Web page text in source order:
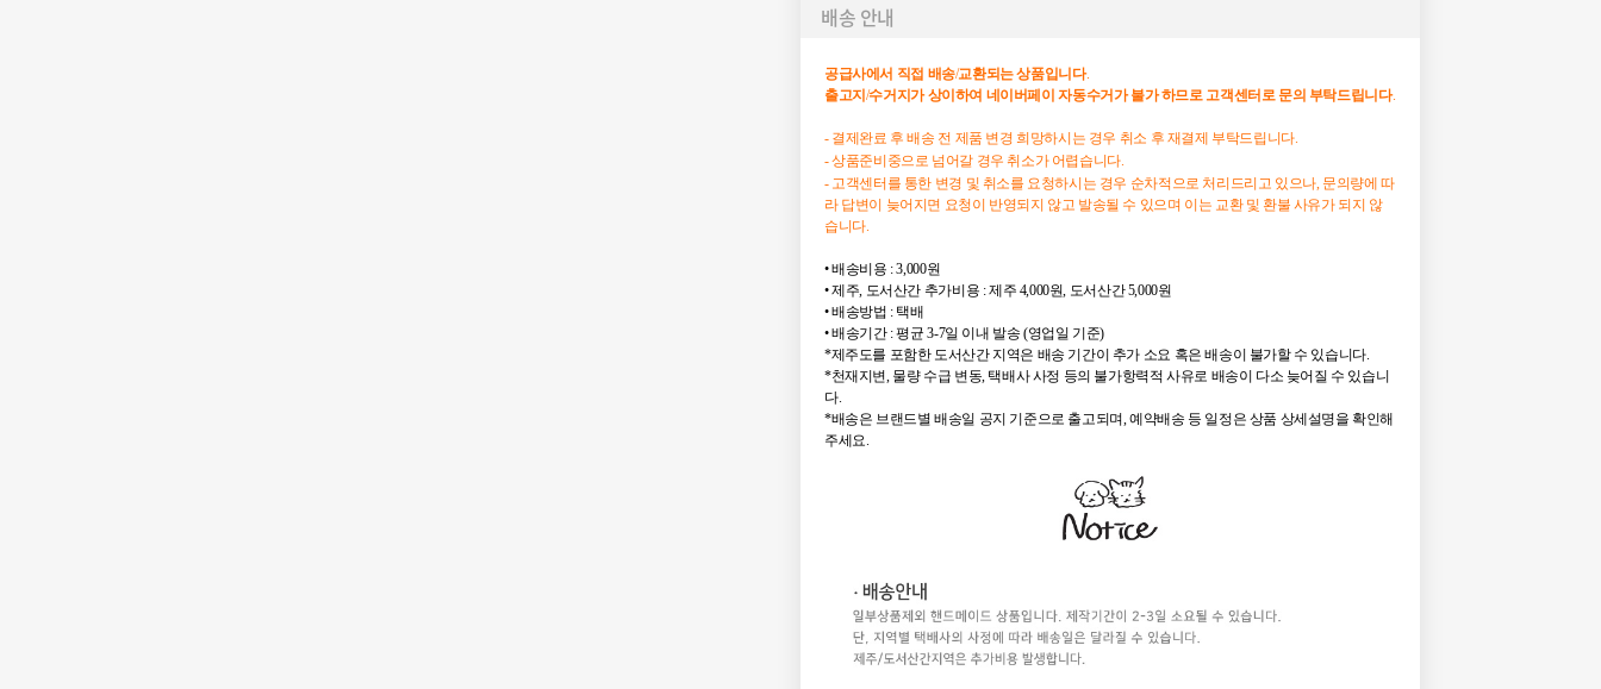
배송 안내
공급사에서 직접 배송/교환되는상품입니다.
출고지 /수거지가 상이하여 네이버페이 자동수거가 불가하므로고객센터로문의 부탁드립니다.
- 결제완료 후 배송 전 제품 변경 희망하시는 경우 취소 후 재결제 부탁드립니다.
- 상품준비중으로 넘어갈 경우 취소가 어렵습니다.
- 고객센터를 통한 변경 및 취소를 요청하시는 경우 순차적으로 처리드리고 있으나, 문의량에 따
라 답변이 늦어지면 요청이 반영되지 않고 발송될 수 있으며 이는 교환 및 환불 사유가 되지 않
습니다.
• 배송비용 : 3,000원
• 제주, 도서산간 추가비용 : 제주 4,000원, 도서산간 5,000원
• 배송방법 : 택배
• 배송기간 : 평균 3-7일 이내 발송 (영업일 기준)
*제주도를 포함한 도서산간 지역은 배송 기간이 추가 소요 혹은 배송이 불가할 수 있습니다.
*천재지변, 물량 수급 변동, 택배사 사정 등의 불가항력적 사유로 배송이 다소 늦어질 수 있습니
다.
*배송은 브랜드별 배송일 공지 기준으로 출고되며, 예약배송 등 일정은 상품 상세설명을 확인해
주세요.